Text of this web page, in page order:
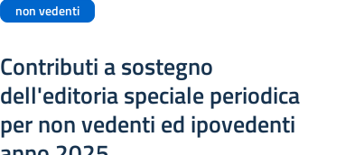
non vedenti
Contributi a sostegno
dell'editoria speciale periodica
per non vedenti ed ipovedenti